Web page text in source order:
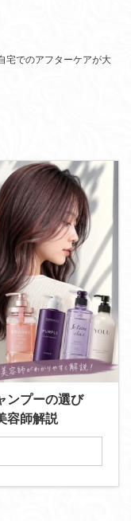
宅でのアフターケアが大
ンプーの選び
容師解説